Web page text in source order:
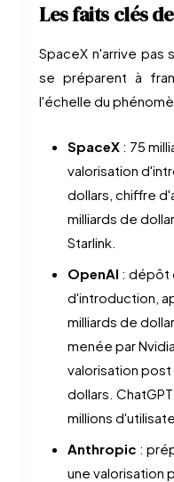
Les faits clés
SpaceX n'arrive pas
se préparent à
l'échelle du
SpaceX : 75
valorisation
dollars, chiffre
milliards de
Starlink.
OpenAI : dépôt
d'introduction,
milliards de
menée par
valorisation post
dollars.
millions
Anthropic :
une valorisation